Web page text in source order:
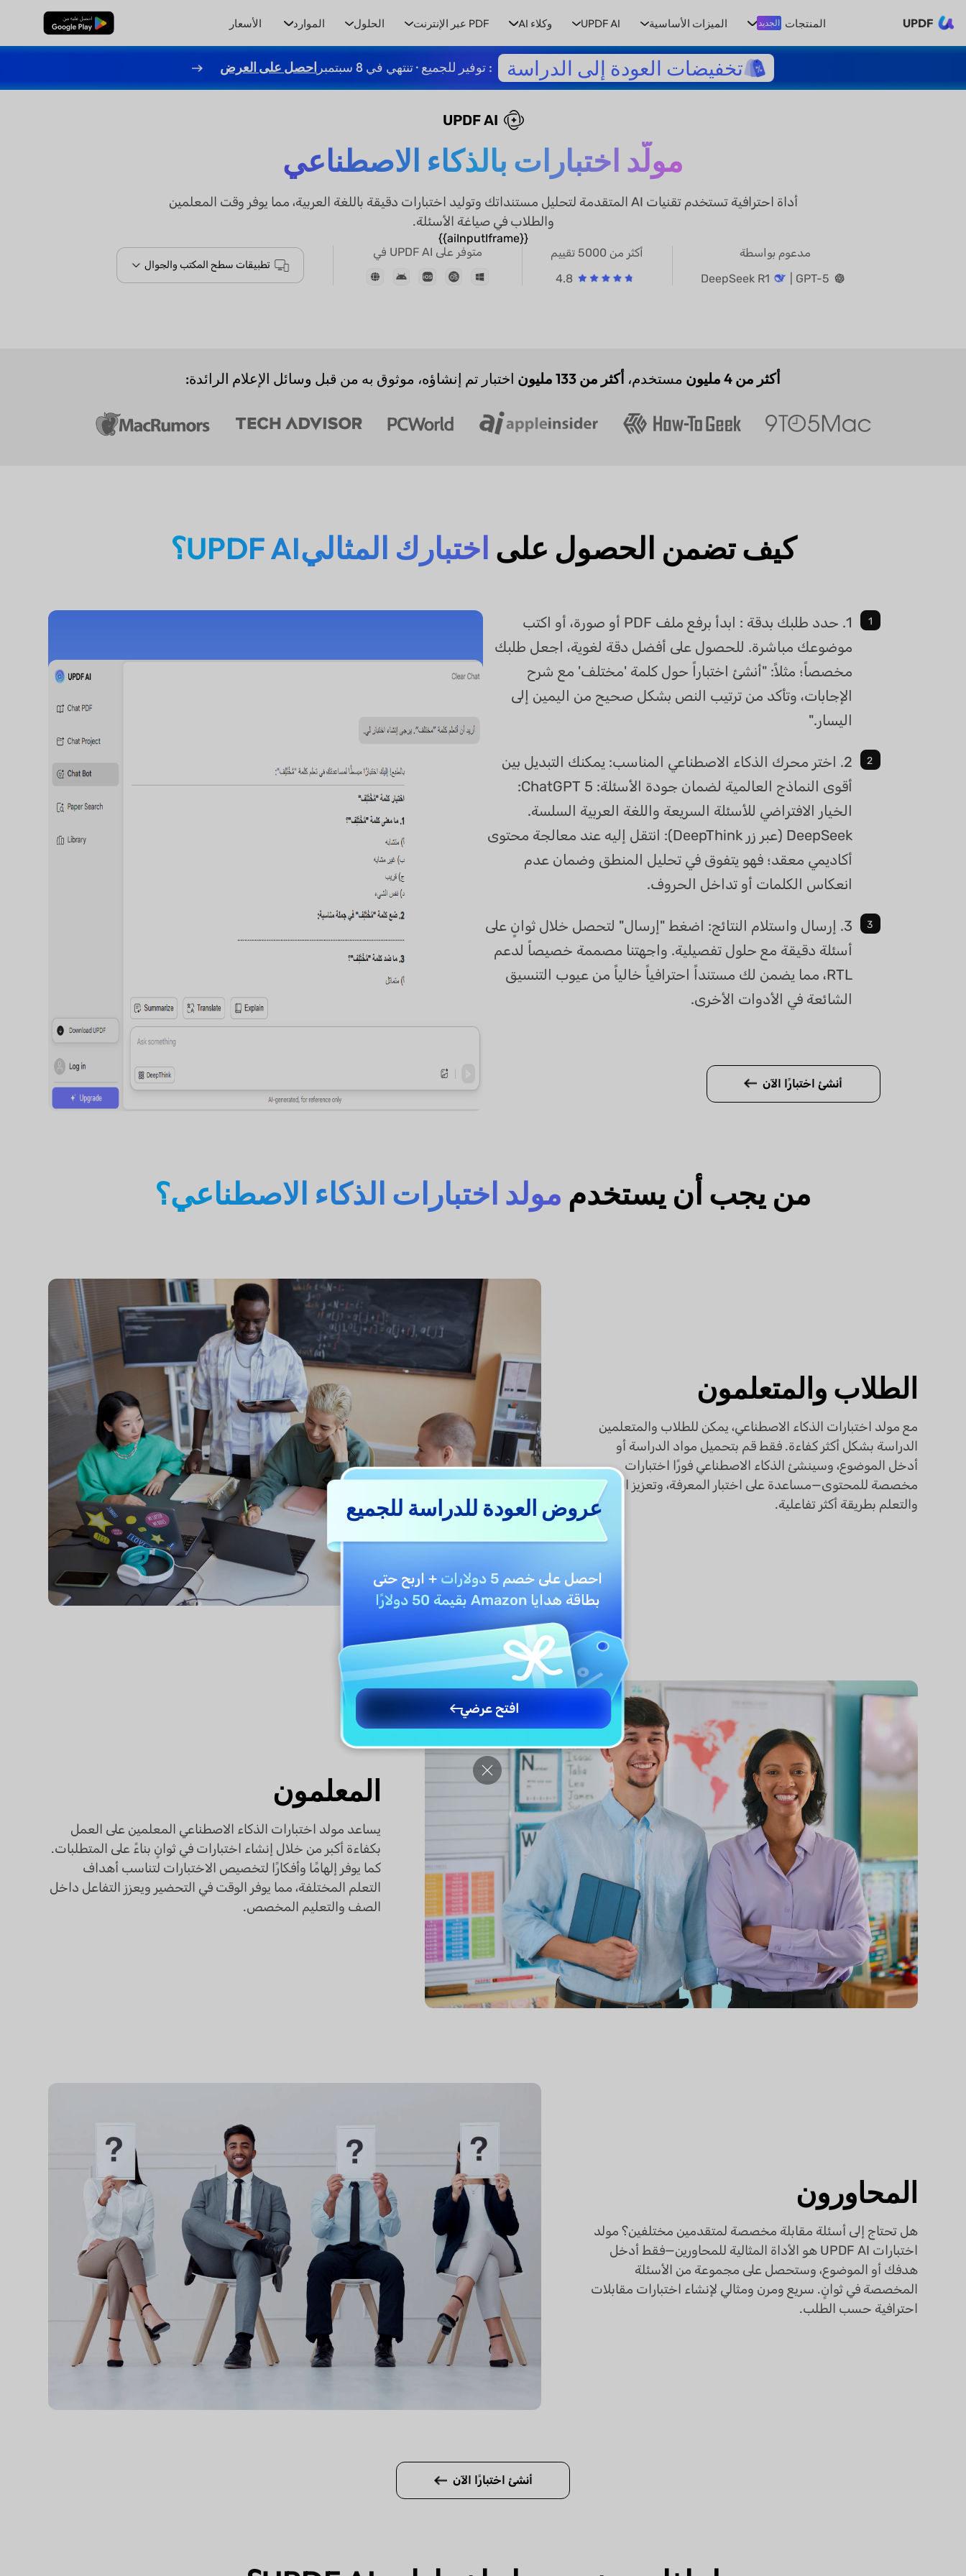
UPDF المنتجات الجديد الميزات الأساسية UPDF AI وكلاء AI PDF عبر الإنترنت الحلول الموارد الأسعار تنزيل مجاني
تخفيضات العودة إلى الدراسة : توفير للجميع · تنتهي في 8 سبتمبر احصل على العرض
UPDF AI
مولّد اختبارات بالذكاء الاصطناعي
أداة احترافية تستخدم تقنيات AI المتقدمة لتحليل مستنداتك وتوليد اختبارات دقيقة باللغة العربية، مما يوفر وقت المعلمين
والطلاب في صياغة الأسئلة.
{{aiInputIframe}}
مدعوم بواسطة
GPT-5 |
DeepSeek R1
أكثر من 5000 تقييم
4.8
متوفر على UPDF AI في
تطبيقات سطح المكتب والجوال
أكثر من 4 مليون مستخدم، أكثر من 133 مليون اختبار تم إنشاؤه، موثوق به من قبل وسائل الإعلام الرائدة:
كيف تضمن الحصول على اختبارك المثاليUPDF AI؟
1. حدد طلبك بدقة : ابدأ برفع ملف PDF أو صورة، أو اكتب
موضوعك مباشرة. للحصول على أفضل دقة لغوية، اجعل طلبك
مخصصاً؛ مثلاً: "أنشئ اختباراً حول كلمة 'مختلف' مع شرح
الإجابات، وتأكد من ترتيب النص بشكل صحيح من اليمين إلى
اليسار."
2. اختر محرك الذكاء الاصطناعي المناسب: يمكنك التبديل بين
أقوى النماذج العالمية لضمان جودة الأسئلة: ChatGPT 5:
الخيار الافتراضي للأسئلة السريعة واللغة العربية السلسة.
DeepSeek (عبر زر DeepThink): انتقل إليه عند معالجة محتوى
أكاديمي معقد؛ فهو يتفوق في تحليل المنطق وضمان عدم
انعكاس الكلمات أو تداخل الحروف.
3. إرسال واستلام النتائج: اضغط "إرسال" لتحصل خلال ثوانٍ على
أسئلة دقيقة مع حلول تفصيلية. واجهتنا مصممة خصيصاً لدعم
RTL، مما يضمن لك مستنداً احترافياً خالياً من عيوب التنسيق
الشائعة في الأدوات الأخرى.
أنشئ اختبارًا الآن
من يجب أن يستخدم مولد اختبارات الذكاء الاصطناعي؟
الطلاب والمتعلمون
مع مولد اختبارات الذكاء الاصطناعي، يمكن للطلاب والمتعلمين
الدراسة بشكل أكثر كفاءة. فقط قم بتحميل مواد الدراسة أو
أدخل الموضوع، وسينشئ الذكاء الاصطناعي فورًا اختبارات
مخصصة للمحتوى—مساعدة على اختبار المعرفة، وتعزيز الفهم،
والتعلم بطريقة أكثر تفاعلية.
المعلمون
يساعد مولد اختبارات الذكاء الاصطناعي المعلمين على العمل
بكفاءة أكبر من خلال إنشاء اختبارات في ثوانٍ بناءً على المتطلبات.
كما يوفر إلهامًا وأفكارًا لتخصيص الاختبارات لتناسب أهداف
التعلم المختلفة، مما يوفر الوقت في التحضير ويعزز التفاعل داخل
الصف والتعليم المخصص.
المحاورون
هل تحتاج إلى أسئلة مقابلة مخصصة لمتقدمين مختلفين؟ مولد
اختبارات UPDF AI هو الأداة المثالية للمحاورين—فقط أدخل
هدفك أو الموضوع، وستحصل على مجموعة من الأسئلة
المخصصة في ثوانٍ. سريع ومرن ومثالي لإنشاء اختبارات مقابلات
احترافية حسب الطلب.
أنشئ اختبارًا الآن
عروض العودة للدراسة للجميع
احصل علىخصم 5 دولارات
+ اربح حتى
بطاقة هدايا Amazon بقيمة 50 دولارًا
افتح عرضي